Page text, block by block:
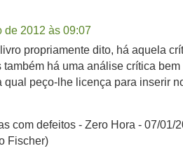
de 2012 às 09:07
propriamente dito, há aquela
também há uma análise crítica
qual peço-lhe licença para inserir
com defeitos - Zero Hora - 07/01/
Fischer)